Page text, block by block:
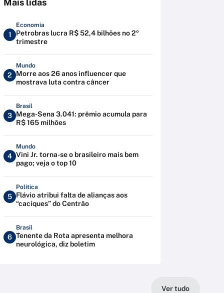
Mais lidas
1
Economia
Petrobras lucra R$ 52,4 bilhões no 2º
trimestre
2
Mundo
Morre aos 26 anos influencer que
mostrava luta contra câncer
3
Brasil
Mega-Sena 3.041: prêmio acumula para
R$ 165 milhões
4
Mundo
Vini Jr. torna-se o brasileiro mais bem
pago; veja o top 10
5
Política
Flávio atribui falta de alianças aos
“caciques” do Centrão
6
Brasil
Tenente da Rota apresenta melhora
neurológica, diz boletim
Ver tudo